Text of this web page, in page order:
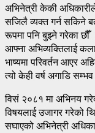
अभिनेत्री केकी
सजिलै व्यक्त गर्न सकिने
रूपमा पनि बुझ्ने गरेका
आफ्ना अभिव्यक्तिलाई
भाष्यमा परिवर्तन आएर
त्यो केही वर्ष अगाडि
विसं २०८१ मा अभिनय
विषयलाई उजागर गरेको
सघाएको अभिनेत्री